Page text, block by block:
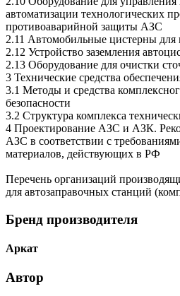
автоматизации технологических
противоаварийной защиты АЗС
2.11 Автомобильные цистерны для
2.12 Устройство заземления
2.13 Оборудование для очистки
3 Технические средства
3.1 Методы и средства
безопасности
3.2 Структура комплекса
4 Проектирование АЗС и АЗК.
АЗС в соответствии с
материалов, действующих в РФ
Перечень организаций
для автозаправочных станций
Бренд производителя
Аркат
Автор